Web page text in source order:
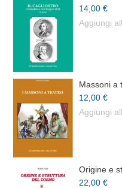
14,00 €
Aggiungi
Massoni a
12,00 €
Aggiungi
Origine e
22,00 €